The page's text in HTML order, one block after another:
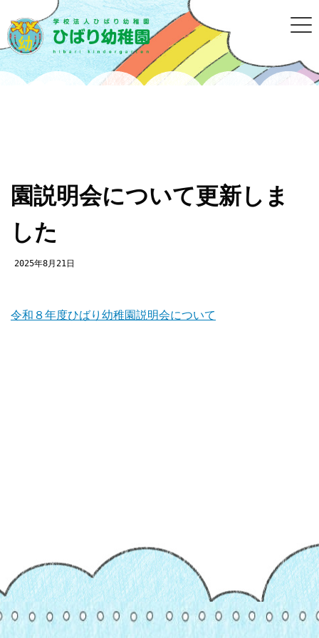
園説明会について更新しま
した
2025年8月21日
令和８年度ひばり幼稚園説明会について